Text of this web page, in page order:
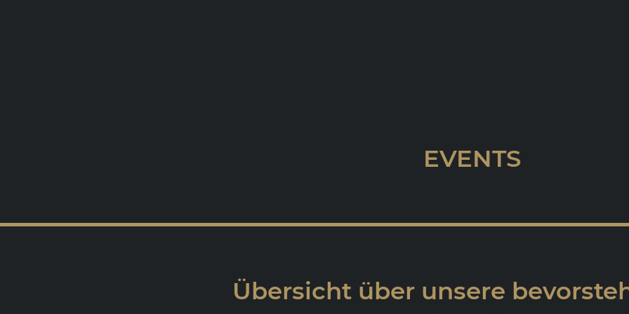
EVENTS
Übersicht über unsere